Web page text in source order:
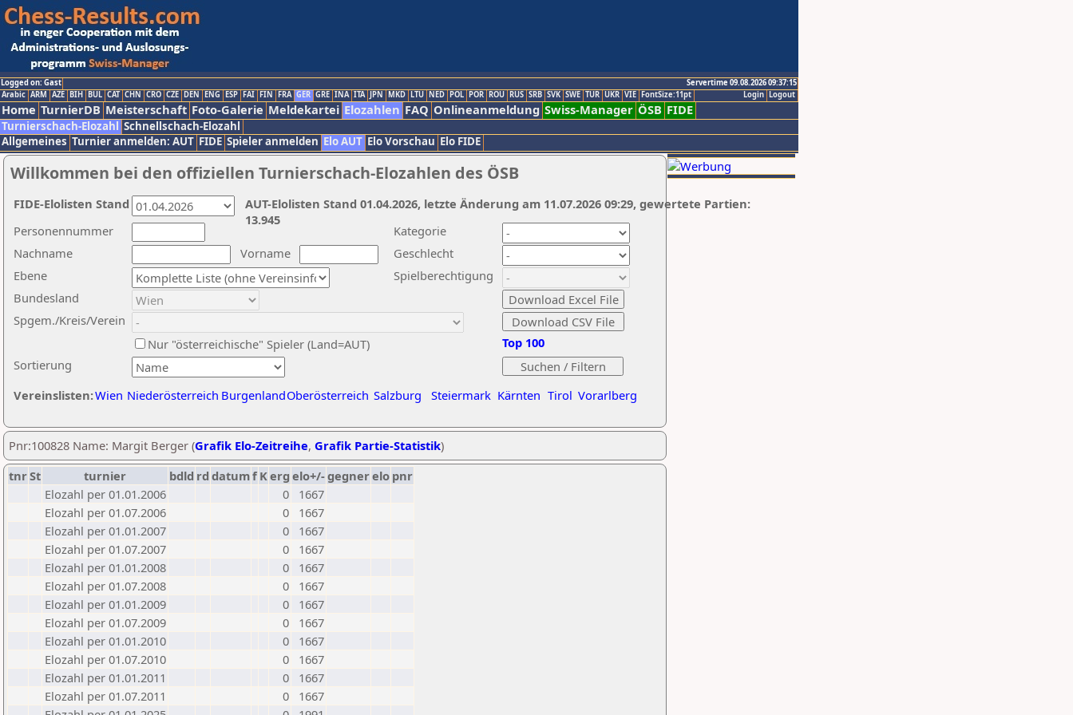
Logged on: Gast
Servertime 09.08.2026 09:37:15
Logout
Login
Arabic ARM AZE BIH BUL CAT CHN CRO CZE DEN ENG ESP FAI FIN FRA GER GRE INA ITA JPN MKD LTU NED POL POR ROU RUS SRB SVK SWE TUR UKR VIE FontSize:11pt
Home TurnierDB Meisterschaft Foto-Galerie Meldekartei Elozahlen FAQ Onlineanmeldung Swiss-Manager ÖSB FIDE
Turnierschach-Elozahl Schnellschach-Elozahl
Allgemeines Turnier anmelden: AUT FIDE Spieler anmelden Elo AUT Elo Vorschau Elo FIDE
Willkommen bei den offiziellen Turnierschach-Elozahlen des ÖSB
Nachname
Vorname
Ebene
Kategorie
Sortierung
Personennummer
Bundesland
Spgem./Kreis/Verein
Geschlecht
Nur "österreichische" Spieler (Land=AUT)
Spielberechtigung
Vereinslisten:Wien Niederösterreich BurgenlandOberösterreich Salzburg Steiermark Kärnten Tirol Vorarlberg
Top 100
AUT-Elolisten Stand 01.04.2026, letzte Änderung am 11.07.2026 09:29, gewertete Partien:
13.945
FIDE-Elolisten Stand
Pnr:100828 Name: Margit Berger (Grafik Elo-Zeitreihe, Grafik Partie-Statistik)
tnrSt turnier bdld rd datumf Kerg elo+/-gegnerelo pnr
Elozahl per 01.01.2006
0
1667
Elozahl per 01.07.2006
0
1667
Elozahl per 01.01.2007
0
1667
Elozahl per 01.07.2007
0
1667
Elozahl per 01.01.2008
0
1667
Elozahl per 01.07.2008
0
1667
Elozahl per 01.01.2009
0
1667
Elozahl per 01.07.2009
0
1667
Elozahl per 01.01.2010
0
1667
Elozahl per 01.07.2010
0
1667
Elozahl per 01.01.2011
0
1667
Elozahl per 01.07.2011
0
1667